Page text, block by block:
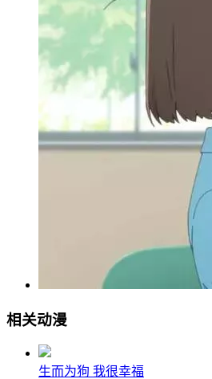
相关动漫
生而为狗 我很幸福